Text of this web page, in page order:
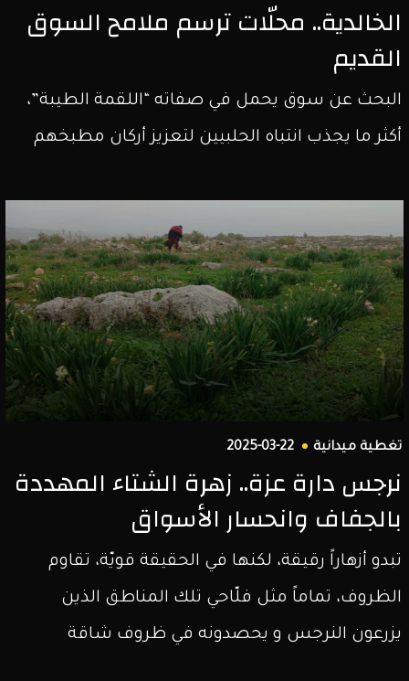
الخالدية.. محلّات ترسم ملامح السوق
القديم
البحث عن سوق يحمل في صفاته “اللقمة الطيبة”،
أكثر ما يجذب انتباه الحلبيين لتعزيز أركان مطبخهم
تغطية ميدانية 2025-03-22
نرجس دارة عزة.. زهرة الشتاء المهددة
بالجفاف وانحسار الأسواق
تبدو أزهاراً رقيقة، لكنها في الحقيقة قويّة، تقاوم
الظروف، تماماً مثل فلّاحي تلك المناطق الذين
يزرعون النرجس و يحصدونه في ظروف شاقة